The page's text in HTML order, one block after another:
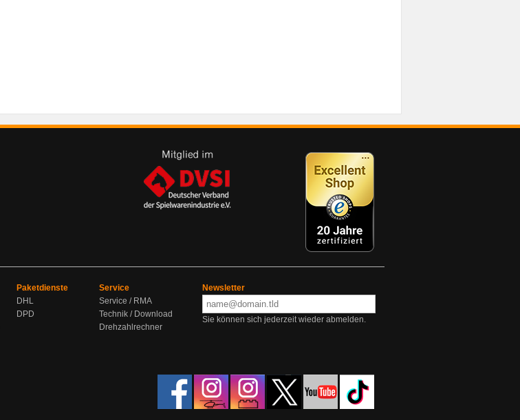
Paketdienste
DHL
DPD
Service
Service / RMA
Technik / Download
Drehzahlrechner
Newsletter
Sie können sich jederzeit wieder abmelden.